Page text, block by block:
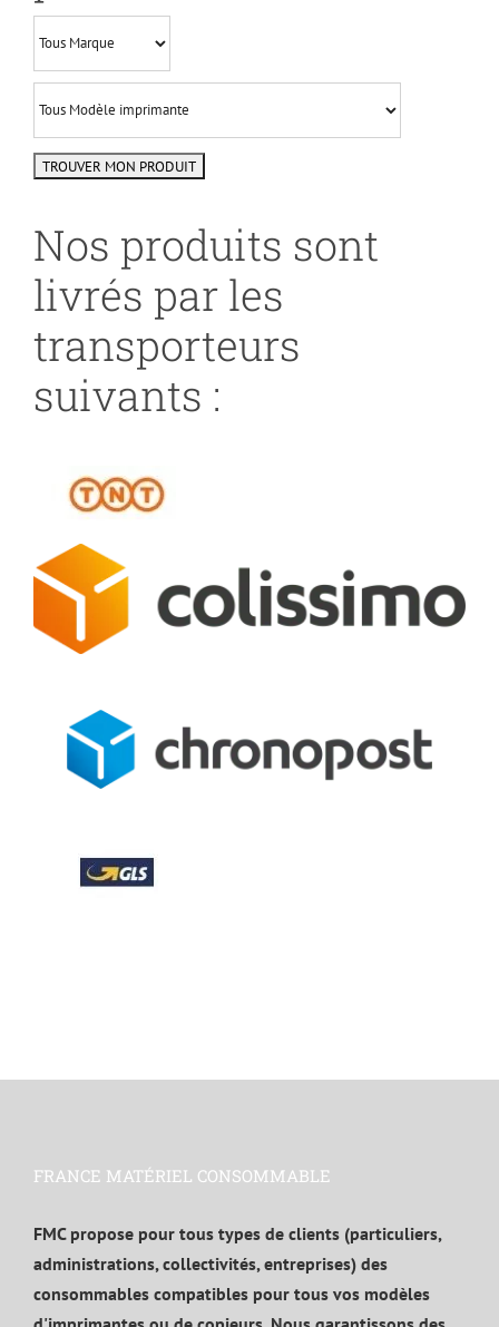
Nos produits sont
livrés par les
transporteurs
suivants :
FRANCE MATÉRIEL CONSOMMABLE
FMC propose pour tous types de clients (particuliers,
administrations, collectivités, entreprises) des
consommables compatibles pour tous vos modèles